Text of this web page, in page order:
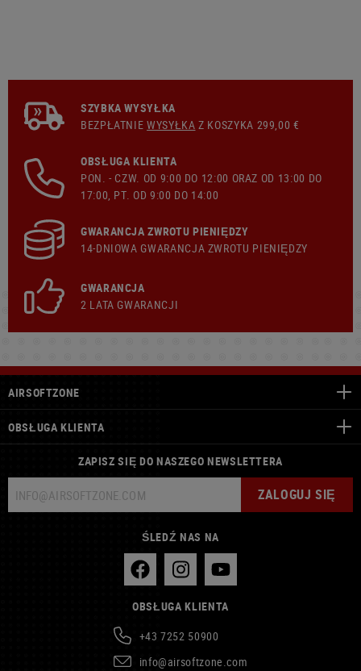
SZYBKA WYSYŁKA
BEZPŁATNIEWYSYŁKA Z KOSZYKA 299,00 €
OBSŁUGA KLIENTA
PON. - CZW. OD 9:00 DO 12:00 ORAZ OD 13:00 DO
17:00, PT. OD 9:00 DO 14:00
GWARANCJA ZWROTU PIENIĘDZY
14-DNIOWA GWARANCJA ZWROTU PIENIĘDZY
GWARANCJA
2 LATA GWARANCJI
AIRSOFTZONE
OBSŁUGA KLIENTA
ZAPISZ SIĘ DO NASZEGO NEWSLETTERA
ZALOGUJ SIĘ
ŚLEDŹ NAS NA
OBSŁUGA KLIENTA
+43 7252 50900
info@airsoftzone.com